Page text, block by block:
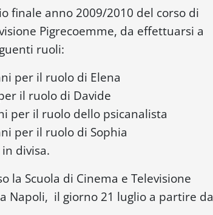
finale anno 2009/2010 del corso di
Pigrecoemme, da effettuarsi a
ruoli:
per il ruolo di Elena
il ruolo di Davide
per il ruolo dello psicanalista
per il ruolo di Sophia
divisa.
la Scuola di Cinema e Televisione
Napoli, il giorno 21 luglio a partire